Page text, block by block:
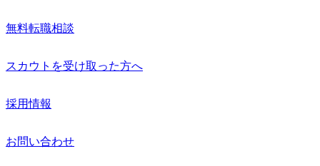
無料転職相談
スカウトを受け取った方へ
採用情報
お問い合わせ